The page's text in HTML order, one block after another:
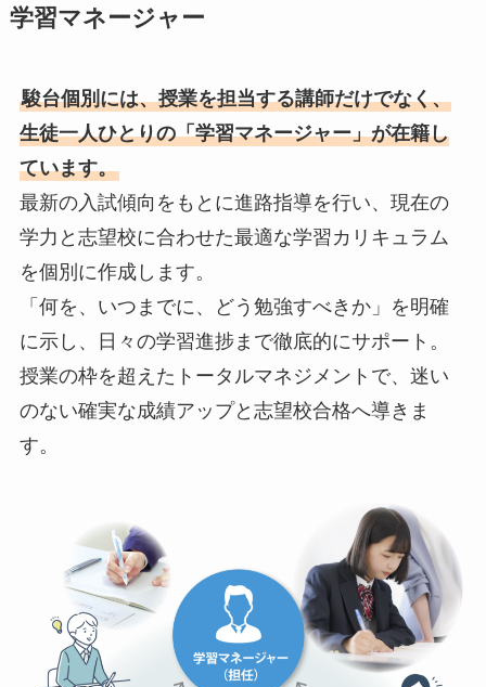
学習マネージャー
駿台個別には、授業を担当する講師だけでなく、
生徒一人ひとりの「学習マネージャー」が在籍し
ています。
最新の入試傾向をもとに進路指導を行い、現在の
学力と志望校に合わせた最適な学習カリキュラム
を個別に作成します。
「何を、いつまでに、どう勉強すべきか」を明確
に示し、日々の学習進捗まで徹底的にサポート。
授業の枠を超えたトータルマネジメントで、迷い
のない確実な成績アップと志望校合格へ導きま
す。